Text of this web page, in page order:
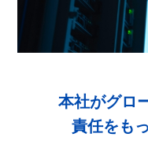
本社がグロ
責任をも